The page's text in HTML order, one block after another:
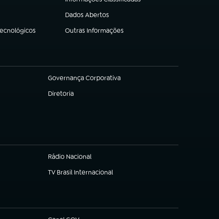
(abre em nova aba)
Dados Abertos
(abre em nova aba)
Outras Informações
(abre em nova aba)
Governança Corporativa
(abre em nova aba)
Diretoria
(abre em nova aba)
Rádio Nacional
TV Brasil Internacional
(abre em nova aba)